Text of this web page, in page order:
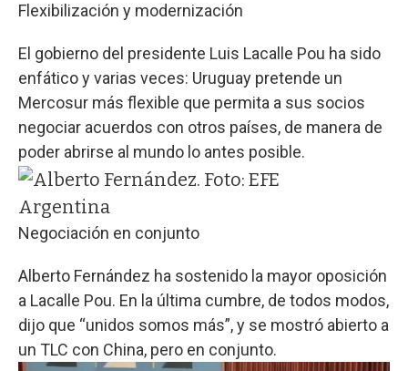
Flexibilización y modernización
El gobierno del presidente Luis Lacalle Pou ha sido
enfático y varias veces: Uruguay pretende un
Mercosur más flexible que permita a sus socios
negociar acuerdos con otros países, de manera de
poder abrirse al mundo lo antes posible.
Argentina
Negociación en conjunto
Alberto Fernández ha sostenido la mayor oposición
a Lacalle Pou. En la última cumbre, de todos modos,
dijo que “unidos somos más”, y se mostró abierto a
un TLC con China, pero en conjunto.